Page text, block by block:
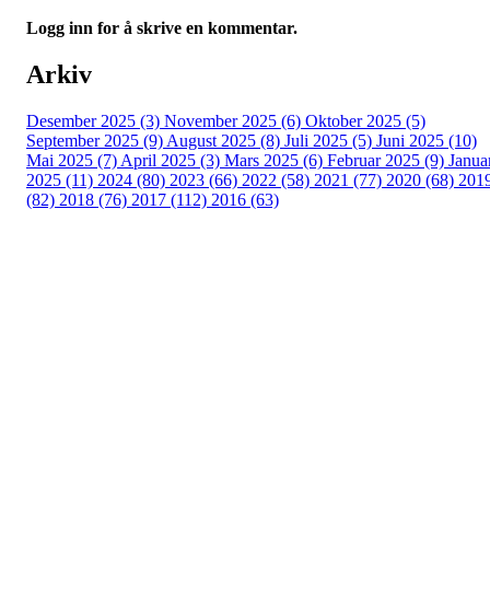
Logg inn for å skrive en kommentar.
Arkiv
Desember 2025 (3) November 2025 (6) Oktober 2025 (5)
September 2025 (9) August 2025 (8) Juli 2025 (5) Juni 2025 (10)
Mai 2025 (7) April 2025 (3) Mars 2025 (6) Februar 2025 (9)
2025 (11) 2024 (80) 2023 (66) 2022 (58) 2021 (77) 2020 (68)
(82) 2018 (76) 2017 (112) 2016 (63)